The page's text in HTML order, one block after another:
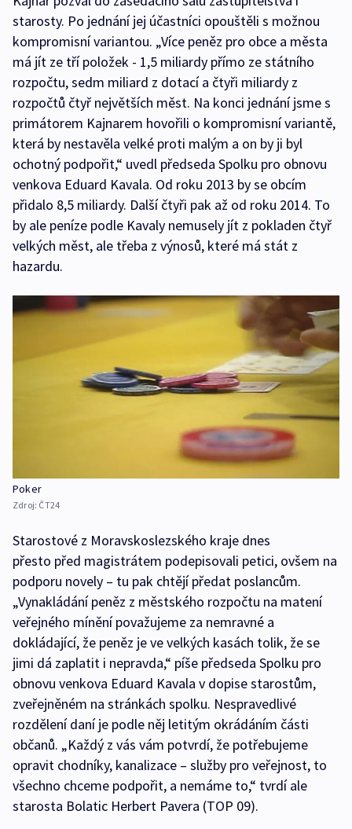
starosty. Po jednání jej účastníci opouštěli s možnou
kompromisní variantou. „Více peněz pro obce a města
má jít ze tří položek - 1,5 miliardy přímo ze státního
rozpočtu, sedm miliard z dotací a čtyři miliardy z
rozpočtů čtyř největších měst. Na konci jednání jsme s
primátorem Kajnarem hovořili o kompromisní variantě,
která by nestavěla velké proti malým a on by ji byl
ochotný podpořit,“ uvedl předseda Spolku pro obnovu
venkova Eduard Kavala. Od roku 2013 by se obcím
přidalo 8,5 miliardy. Další čtyři pak až od roku 2014. To
by ale peníze podle Kavaly nemusely jít z pokladen čtyř
velkých měst, ale třeba z výnosů, které má stát z
hazardu.
Poker
Zdroj: ČT24
Starostové z Moravskoslezského kraje dnes
přesto před magistrátem podepisovali petici, ovšem na
podporu novely – tu pak chtějí předat poslancům.
„Vynakládání peněz z městského rozpočtu na matení
veřejného mínění považujeme za nemravné a
dokládající, že peněz je ve velkých kasách tolik, že se
jimi dá zaplatit i nepravda,“ píše předseda Spolku pro
obnovu venkova Eduard Kavala v dopise starostům,
zveřejněném na stránkách spolku. Nespravedlivé
rozdělení daní je podle něj letitým okrádáním části
občanů. „Každý z vás vám potvrdí, že potřebujeme
opravit chodníky, kanalizace – služby pro veřejnost, to
všechno chceme podpořit, a nemáme to,“ tvrdí ale
starosta Bolatic Herbert Pavera (TOP 09).